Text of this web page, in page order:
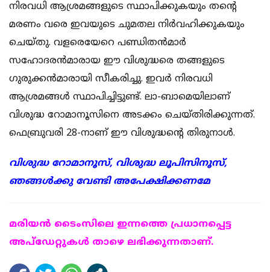
നിരവധി ആശ്രമങ്ങളുടെ സ്ഥാപിക്കുകയും തന്റെ
മരണം വരെ ഇവയുടെ ചുമതല നിര്‍വഹിക്കുകയും
ചെയ്തു. വളരെയേറെ പണ്ഡിതന്‍മാര്‍
സഹോദരന്‍മാരായ ഈ വിശുദ്ധരെ തങ്ങളുടെ
ഗുരുക്കന്‍മാരായി സീകരിച്ചു. ഇവര്‍ നിരവധി
ആശ്രമങ്ങള്‍ സ്ഥാപിച്ചിട്ടുണ്ട്. ലാ-ബാമെയിലാണ്
വിശുദ്ധ റോമാനൂസിനെ അടക്കം ചെയ്തിരിക്കുന്നത്.
ഫെബ്രുവരി 28-നാണ് ഈ വിശുദ്ധന്റെ തിരുനാള്‍.
വിശുദ്ധ റോമാനൂസ്, വിശുദ്ധ ലൂപിസിനൂസ്,
ഞങ്ങള്‍ക്കു വേണ്ടി അപേക്ഷിക്കണമേ
മരിയന്‍ ടൈംസിലെ ഇന്നത്തെ പ്രധാനപ്പെട്ട
അപ്ഡേറ്റുകള്‍ താഴെ ലഭിക്കുന്നതാണ്.